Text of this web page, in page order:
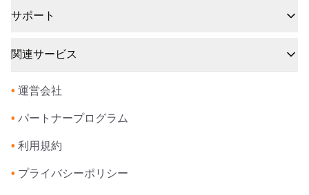
サポート
関連サービス
• 運営会社
• パートナープログラム
• 利用規約
• プライバシーポリシー